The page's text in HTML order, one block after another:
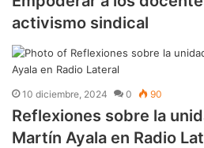
activismo sindical
10 diciembre, 2024 0 90
Reflexiones sobre la
Martín Ayala en Radio